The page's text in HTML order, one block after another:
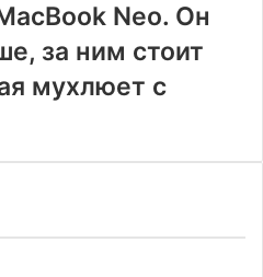
Neo. Он
за ним стоит
мухлюет с